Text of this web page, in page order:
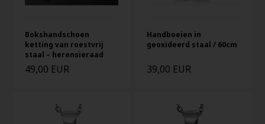
Bokshandschoen
ketting van roestvrij
staal – herensieraad
49,00 EUR
Handboeien in
geoxideerd staal / 60cm
39,00 EUR